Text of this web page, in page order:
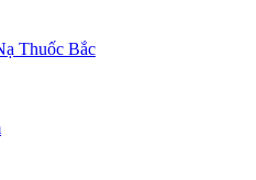
Thuốc Bắc